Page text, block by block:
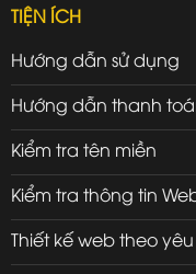
TIỆN ÍCH
Hướng dẫn sử dụng
Hướng dẫn thanh
Kiểm tra tên miền
Kiểm tra thông tin
Thiết kế web theo